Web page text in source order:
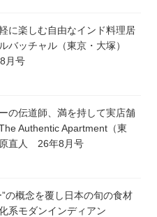
に楽しむ自由なインド料理居
バッチャル（東京・大塚）
月号
の伝道師、満を持して実店舗
Authentic Apartment（東
直人 26年8月号
の概念を覆し日本の旬の食材
系モダンインディアン